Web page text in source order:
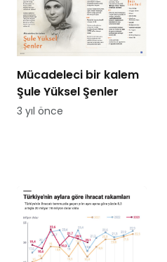
Mücadeleci bir kalem
Şule Yüksel Şenler
3 yıl önce